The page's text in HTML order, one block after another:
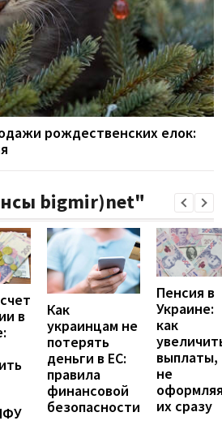
рождественских елок:
bigmir)net"
в
Как
украинцам не
потерять
деньги в ЕС:
правила
финансовой
безопасности
Пенсия в
Украине:
как
выплаты,
не
их сразу